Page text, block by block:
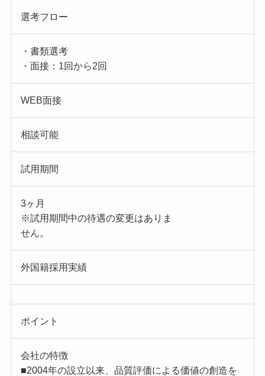
選考フロー
・書類選考
・面接：1回から2回
WEB面接
相談可能
試用期間
3ヶ月
※試用期間中の待遇の変更はありま
せん。
外国籍採用実績
ポイント
会社の特徴
■2004年の設立以来、品質評価による価値の創造を